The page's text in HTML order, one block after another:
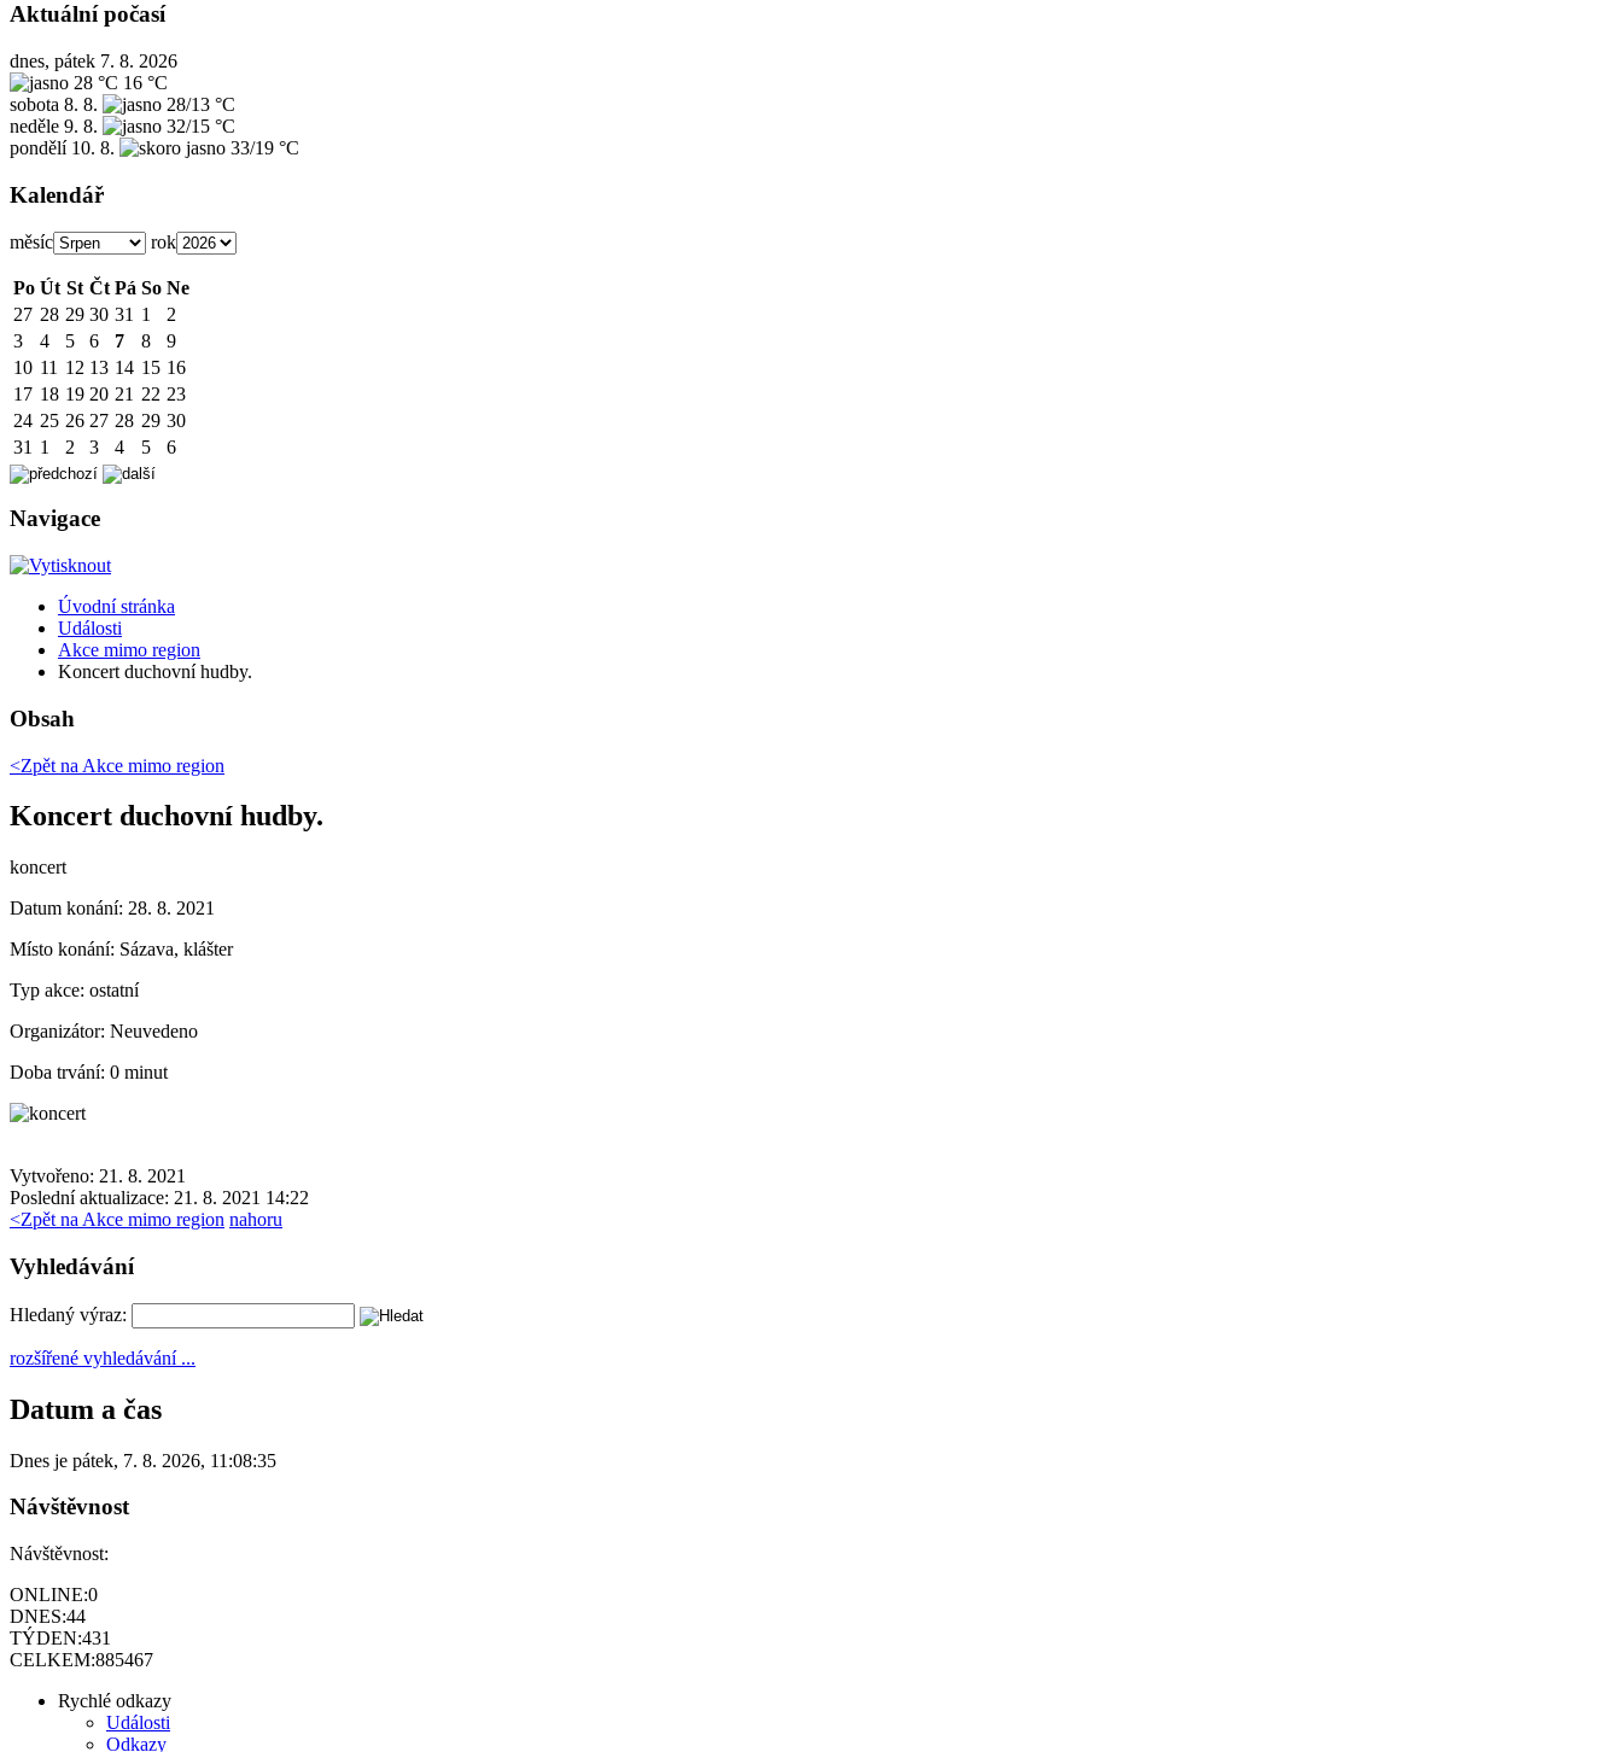
Aktuální počasí
dnes, pátek 7. 8. 2026
28 °C 16 °C
sobota 8. 8.
28/13 °C
neděle 9. 8.
32/15 °C
pondělí 10. 8. 33/19 °C
Kalendář
měsíc rok
Po Út St Čt Pá So Ne
27 28 29 30 31 1
2
3
4 5 6 7 8
9
10 11 12 13 14 15 16
17 18 19 20 21 22 23
24 25 26 27 28 29 30
31 1 2 3 4 5 6
Navigace
Úvodní stránka
Události
Akce mimo region
Koncert duchovní hudby.
Obsah
<Zpět na Akce mimo region
Koncert duchovní hudby.
koncert
Datum konání: 28. 8. 2021
Místo konání: Sázava, klášter
Typ akce: ostatní
Organizátor: Neuvedeno
Doba trvání: 0 minut
Vytvořeno: 21. 8. 2021
Poslední aktualizace: 21. 8. 2021 14:22
<Zpět na Akce mimo region nahoru
Vyhledávání
Hledaný výraz:
rozšířené vyhledávání ...
Datum a čas
Dnes je pátek, 7. 8. 2026, 11:08:35
Návštěvnost
Návštěvnost:
ONLINE:0
DNES:44
TÝDEN:431
CELKEM:885467
Rychlé odkazy
Události
Odkazy